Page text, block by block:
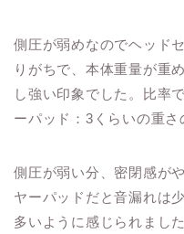
側圧が弱めなのでヘッド
りがちで、本体重量が重
し強い印象でした。比率
ーパッド：3くらいの重さ
側圧が弱い分、密閉感が
ヤーパッドだと音漏れは
多いように感じられました